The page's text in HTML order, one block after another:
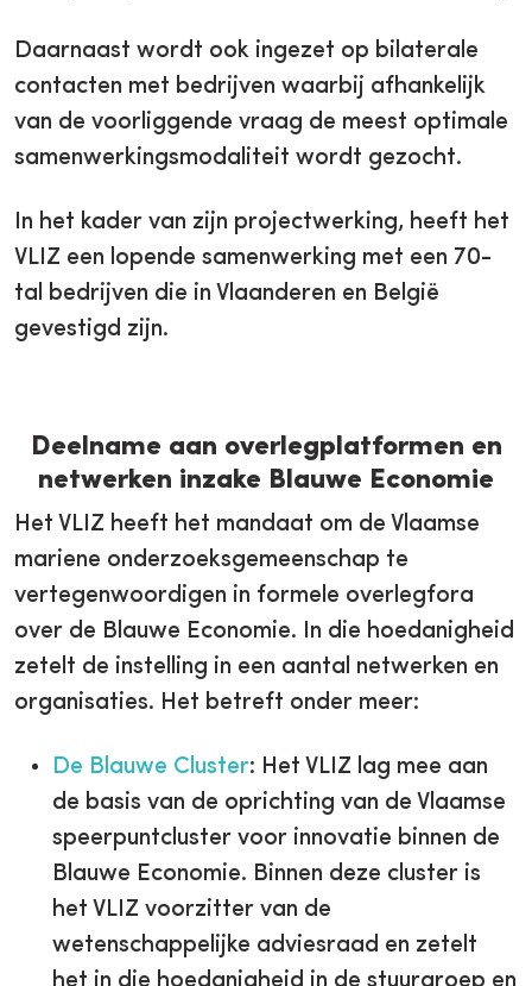
Daarnaast wordt ook ingezet op bilaterale
contacten met bedrijven waarbij afhankelijk
van de voorliggende vraag de meest optimale
samenwerkingsmodaliteit wordt gezocht.
In het kader van zijn projectwerking, heeft het
VLIZ een lopende samenwerking met een 70-
tal bedrijven die in Vlaanderen en België
gevestigd zijn.
Deelname aan overlegplatformen en
netwerken inzake Blauwe Economie
Het VLIZ heeft het mandaat om de Vlaamse
mariene onderzoeksgemeenschap te
vertegenwoordigen in formele overlegfora
over de Blauwe Economie. In die hoedanigheid
zetelt de instelling in een aantal netwerken en
organisaties. Het betreft onder meer:
De Blauwe Cluster: Het VLIZ lag mee aan
de basis van de oprichting van de Vlaamse
speerpuntcluster voor innovatie binnen de
Blauwe Economie. Binnen deze cluster is
het VLIZ voorzitter van de
wetenschappelijke adviesraad en zetelt
het in die hoedanigheid in de stuurgroep en